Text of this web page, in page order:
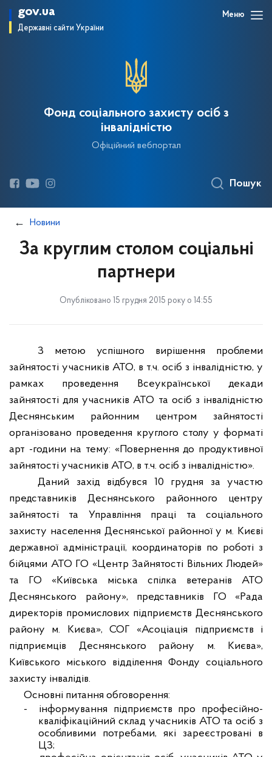
gov.ua
Державні сайти України
Меню
Фонд соціального захисту осіб з
інвалідністю
Офіційний вебпортал
Пошук
Новини
За круглим столом соціальні
партнери
Опубліковано 15 грудня 2015 року о 14:55
З метою успішного вирішення проблеми
зайнятості учасників АТО, в т.ч. осіб з інвалідністю, у
рамках проведення Всеукраїнської декади
зайнятості для учасників АТО та осіб з інвалідністю
Деснянським районним центром зайнятості
організовано проведення круглого столу у форматі
арт -години на тему: «Повернення до продуктивної
зайнятості учасників АТО, в т.ч. осіб з інвалідністю».
Даний захід відбувся 10 грудня за участю
представників Деснянського районного центру
зайнятості та Управління праці та соціального
захисту населення Деснянської районної у м. Києві
державної адміністрації, координаторів по роботі з
бійцями АТО ГО «Центр Зайнятості Вільних Людей»
та ГО «Київська міська спілка ветеранів АТО
Деснянського району», представників ГО «Рада
директорів промислових підприємств Деснянського
району м. Києва», СОГ «Асоціація підприємств і
підприємців Деснянського району м. Києва»,
Київського міського відділення Фонду соціального
захисту інвалідів.
Основні питання обговорення:
- інформування підприємств про професійно-
кваліфікаційний склад учасників АТО та осіб з
особливими потребами, які зареєстровані в
ЦЗ;